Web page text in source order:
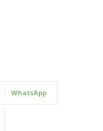
WhatsApp